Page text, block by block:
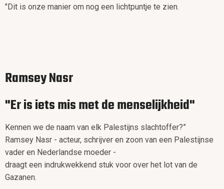
"Dit is onze manier om nog een lichtpuntje te zien.
Ramsey Nasr
"Er is iets mis met de menselijkheid"
Kennen we de naam van elk Palestijns slachtoffer?”
Ramsey Nasr - acteur, schrijver en zoon van een Palestijnse
vader en Nederlandse moeder -
draagt een indrukwekkend stuk voor over het lot van de
Gazanen.